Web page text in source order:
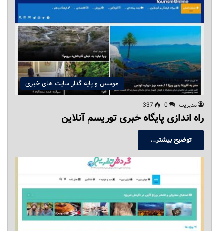
موسس و پایه گذار سایت های خبری
مدیریت 0
337
راه اندازی پایگاه خبری توریسم آنلاین
توضیح بیشتر...